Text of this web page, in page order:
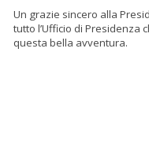
Un grazie sincero alla
tutto l’Ufficio di Presidenza
questa bella avventura.